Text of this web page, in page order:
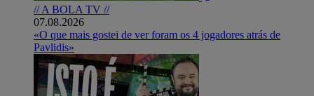
// A BOLA TV //
07.08.2026
«O que mais gostei de ver foram os 4 jogadores atrás de
Pavlidis»